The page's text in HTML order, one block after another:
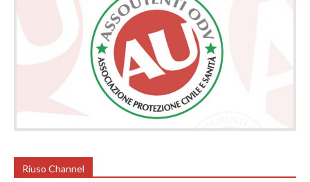
Riuso Channel